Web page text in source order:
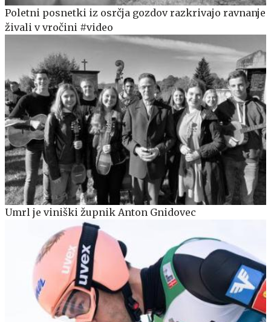
Poletni posnetki iz osrčja gozdov razkrivajo ravnanje
živali v vročini #video
Umrl je viniški župnik Anton Gnidovec